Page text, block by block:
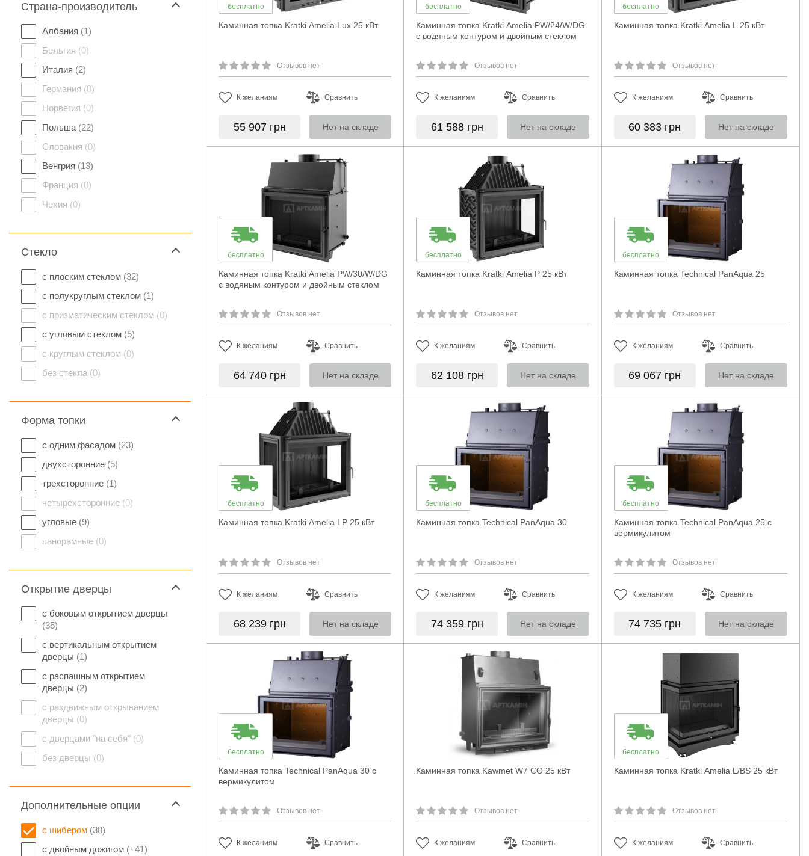
Страна-производитель
Албания (1)
Бельгия (0)
Италия (2)
Германия (0)
Норвегия (0)
Польша (22)
Словакия (0)
Венгрия (13)
Франция (0)
Чехия (0)
Стекло
с плоским стеклом (32)
с полукруглым стеклом (1)
с призматическим стеклом (0)
с угловым стеклом (5)
с круглым стеклом (0)
без стекла (0)
Форма топки
с одним фасадом (23)
двухсторонние (5)
трехсторонние (1)
четырёхсторонние (0)
угловые (9)
панорамные (0)
Открытие дверцы
с боковым открытием дверцы
(35)
с вертикальным открытием
дверцы (1)
с распашным открытием
дверцы (2)
с раздвижным открыванием
дверцы (0)
с дверцами "на себя" (0)
без дверцы (0)
Дополнительные опции
с шибером (38)
с двойным дожигом (+41)
бесплатно
Каминная топка Kratki Amelia Lux 25 кВт
Отзывов нет
К желаниям Сравнить
55 907 грн Нет на складе
бесплатно
Каминная топка Kratki Amelia PW/24/W/DG
с водяным контуром и двойным стеклом
Отзывов нет
К желаниям Сравнить
61 588 грн Нет на складе
бесплатно
Каминная топка Kratki Amelia L 25 кВт
Отзывов нет
К желаниям Сравнить
60 383 грн Нет на складе
бесплатно
Каминная топка Kratki Amelia PW/30/W/DG
с водяным контуром и двойным стеклом
Отзывов нет
К желаниям Сравнить
64 740 грн Нет на складе
бесплатно
Каминная топка Kratki Amelia P 25 кВт
Отзывов нет
К желаниям Сравнить
62 108 грн Нет на складе
бесплатно
Каминная топка Technical PanAqua 25
Отзывов нет
К желаниям Сравнить
69 067 грн Нет на складе
бесплатно
Каминная топка Kratki Amelia LP 25 кВт
Отзывов нет
К желаниям Сравнить
68 239 грн Нет на складе
бесплатно
Каминная топка Technical PanAqua 30
Отзывов нет
К желаниям Сравнить
74 359 грн Нет на складе
бесплатно
Каминная топка Technical PanAqua 25 с
вермикулитом
Отзывов нет
К желаниям Сравнить
74 735 грн Нет на складе
бесплатно
Каминная топка Technical PanAqua 30 с
вермикулитом
Отзывов нет
К желаниям Сравнить
Каминная топка Kawmet W7 CO 25 кВт
Отзывов нет
К желаниям Сравнить
бесплатно
Каминная топка Kratki Amelia L/BS 25 кВт
Отзывов нет
К желаниям Сравнить